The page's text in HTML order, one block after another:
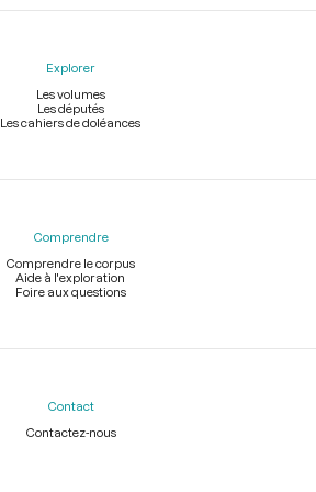
Explorer
Les volumes
Les députés
Les cahiers de doléances
Comprendre
Comprendre le corpus
Aide à l'exploration
Foire aux questions
Contact
Contactez-nous